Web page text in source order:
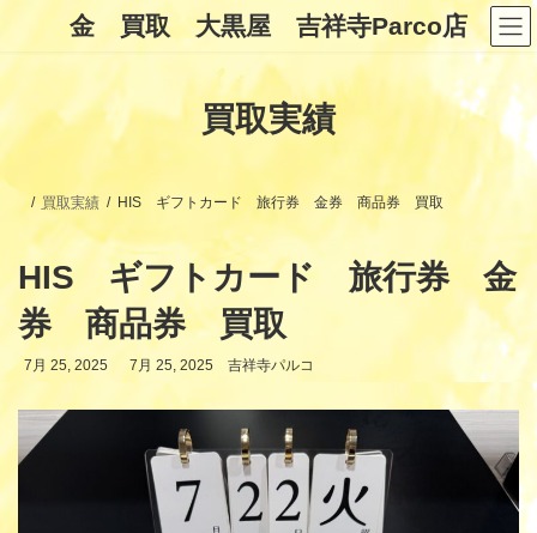
ン
キ
ッ
ー
に
移
金 買取 大黒屋 吉祥寺Parco店
買取実績
買取実績 HIS ギフトカード 旅行券 金券 商品券 買取
HIS ギフトカード 旅行券 金
券 商品券 買取
7月 25, 2025
最
7月 25, 2025 吉祥寺パルコ